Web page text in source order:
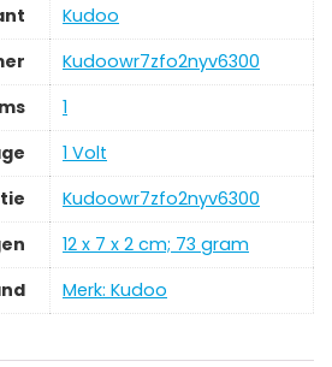
‎Kudoo
‎Kudoowr7zfo2nyv6300
‎1
‎1 Volt
‎Kudoowr7zfo2nyv6300
‎12 x 7 x 2 cm; 73 gram
Merk: Kudoo